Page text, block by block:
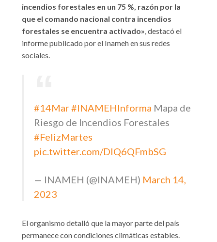
incendios forestales en un 75 %, razón por la
que el comando nacional contra incendios
forestales se encuentra activado», destacó el
informe publicado por el Inameh en sus redes
sociales.
#14Mar#INAMEHInforma Mapa de
Riesgo de Incendios Forestales
#FelizMartes
pic.twitter.com/DIQ6QFmbSG
— INAMEH (@INAMEH) March 14,
2023
El organismo detalló que la mayor parte del país
permanece con condiciones climáticas estables.